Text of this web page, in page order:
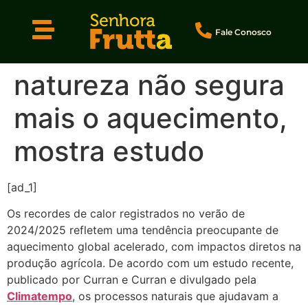
Fale Conosco
natureza não segura
mais o aquecimento,
mostra estudo
[ad_1]
Os recordes de calor registrados no verão de
2024/2025 refletem uma tendência preocupante de
aquecimento global acelerado, com impactos diretos na
produção agrícola. De acordo com um estudo recente,
publicado por Curran e Curran e divulgado pela
Climatempo, os processos naturais que ajudavam a